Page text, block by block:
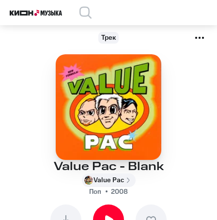
Трек
Value Pac - Blank
Value Pac
Поп
2008